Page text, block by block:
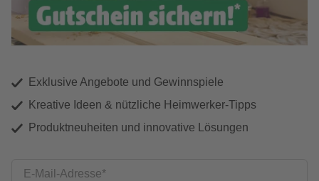
Exklusive Angebote und Gewinnspiele
Kreative Ideen & nützliche Heimwerker-Tipps
Produktneuheiten und innovative Lösungen
E-Mail-Adresse